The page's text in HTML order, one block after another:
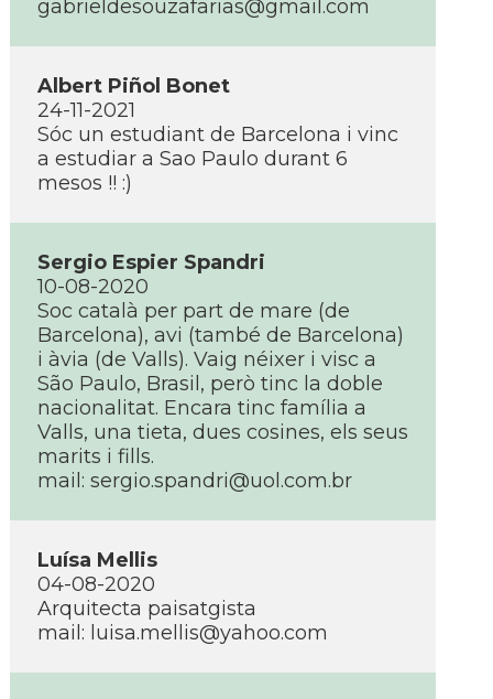
gabrieldesouzafarias@gmail.com
Albert Piñol Bonet
24-11-2021
Sóc un estudiant de Barcelona i vinc
a estudiar a Sao Paulo durant 6
mesos !! :)
Sergio Espier Spandri
10-08-2020
Soc català per part de mare (de
Barcelona), avi (també de Barcelona)
i àvia (de Valls). Vaig néixer i visc a
São Paulo, Brasil, però tinc la doble
nacionalitat. Encara tinc família a
Valls, una tieta, dues cosines, els seus
marits i fills.
mail: sergio.spandri@uol.com.br
Luísa Mellis
04-08-2020
Arquitecta paisatgista
mail: luisa.mellis@yahoo.com